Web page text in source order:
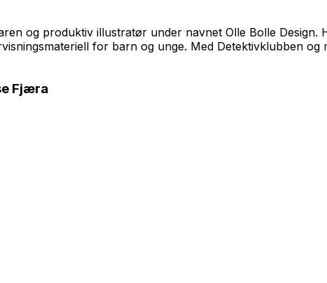
og produktiv illustratør under navnet Olle Bolle
for barn og unge. Med Detektivklubben og
Fjæra